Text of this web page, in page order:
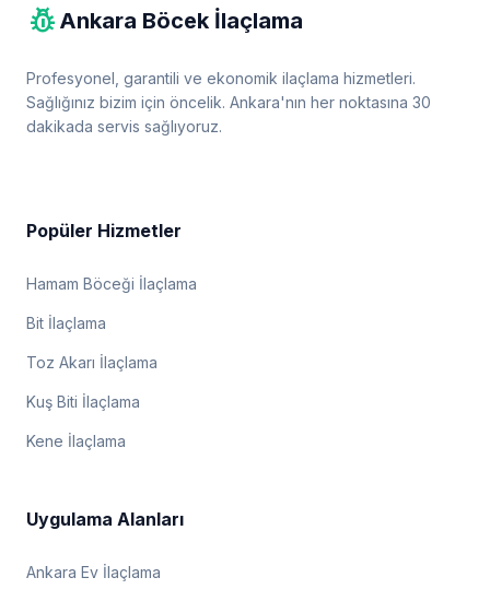
pest_control Ankara Böcek İlaçlama
Profesyonel, garantili ve ekonomik ilaçlama hizmetleri.
Sağlığınız bizim için öncelik. Ankara'nın her noktasına 30
dakikada servis sağlıyoruz.
Popüler Hizmetler
Hamam Böceği İlaçlama
Bit İlaçlama
Toz Akarı İlaçlama
Kuş Biti İlaçlama
Kene İlaçlama
Uygulama Alanları
Ankara Ev İlaçlama